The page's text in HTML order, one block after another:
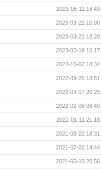
2023-05-11 16:43
2023-03-22 10:00
2023-03-21 18:28
2023-02-19 16:17
2022-10-02 18:34
2022-09-25 18:51
2022-03-17 20:25
2022-02-08 08:40
2022-01-11 21:18
2021-08-22 18:31
2021-07-02 14:44
2021-05-10 20:56